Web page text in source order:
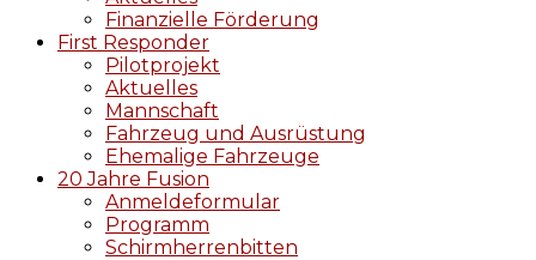
Finanzielle Förderung
First Responder
Pilotprojekt
Aktuelles
Mannschaft
Fahrzeug und Ausrüstung
Ehemalige Fahrzeuge
20 Jahre Fusion
Anmeldeformular
Programm
Schirmherrenbitten